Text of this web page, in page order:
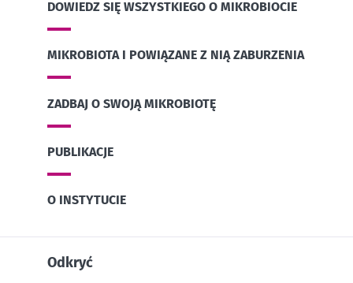
DOWIEDZ SIĘ WSZYSTKIEGO O MIKROBIOCIE
MIKROBIOTA I POWIĄZANE Z NIĄ ZABURZENIA
ZADBAJ O SWOJĄ MIKROBIOTĘ
PUBLIKACJE
O INSTYTUCIE
Odkryć